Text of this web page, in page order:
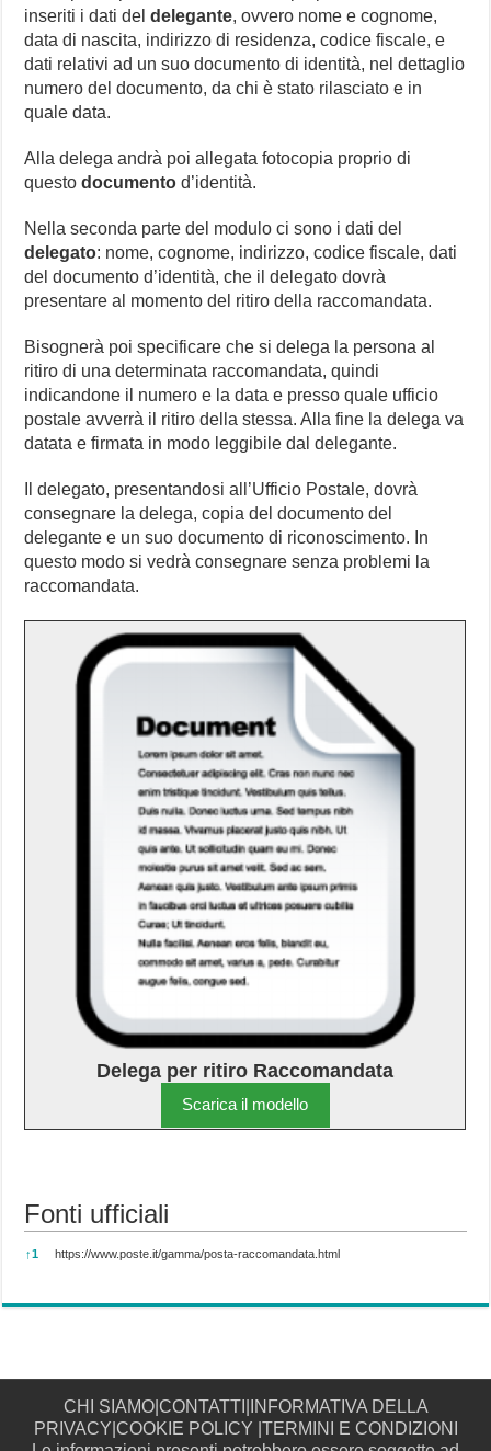
inseriti i dati deldelegante, ovvero nome e cognome,
data di nascita, indirizzo di residenza, codice fiscale, e
dati relativi ad un suo documento di identità, nel dettaglio
numero del documento, da chi è stato rilasciato e in
quale data.
Alla delega andrà poi allegata fotocopia proprio di
questodocumento d’identità.
Nella seconda parte del modulo ci sono i dati del
delegato: nome, cognome, indirizzo, codice fiscale, dati
del documento d’identità, che il delegato dovrà
presentare al momento del ritiro della raccomandata.
Bisognerà poi specificare che si delega la persona al
ritiro di una determinata raccomandata, quindi
indicandone il numero e la data e presso quale ufficio
postale avverrà il ritiro della stessa. Alla fine la delega va
datata e firmata in modo leggibile dal delegante.
Il delegato, presentandosi all’Ufficio Postale, dovrà
consegnare la delega, copia del documento del
delegante e un suo documento di riconoscimento. In
questo modo si vedrà consegnare senza problemi la
raccomandata.
Delega per ritiro Raccomandata
Scarica il modello
Fonti ufficiali
Fonti ufficiali
↑1 https://www.poste.it/gamma/posta-raccomandata.html
CHI SIAMO| CONTATTI
INFORMATIVA DELLA
PRIVACY COOKIE POLICY TERMINI E CONDIZIONI